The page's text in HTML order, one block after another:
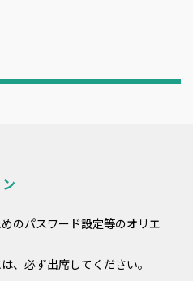
のパスワード設定等のオリエ
、必ず出席してください。